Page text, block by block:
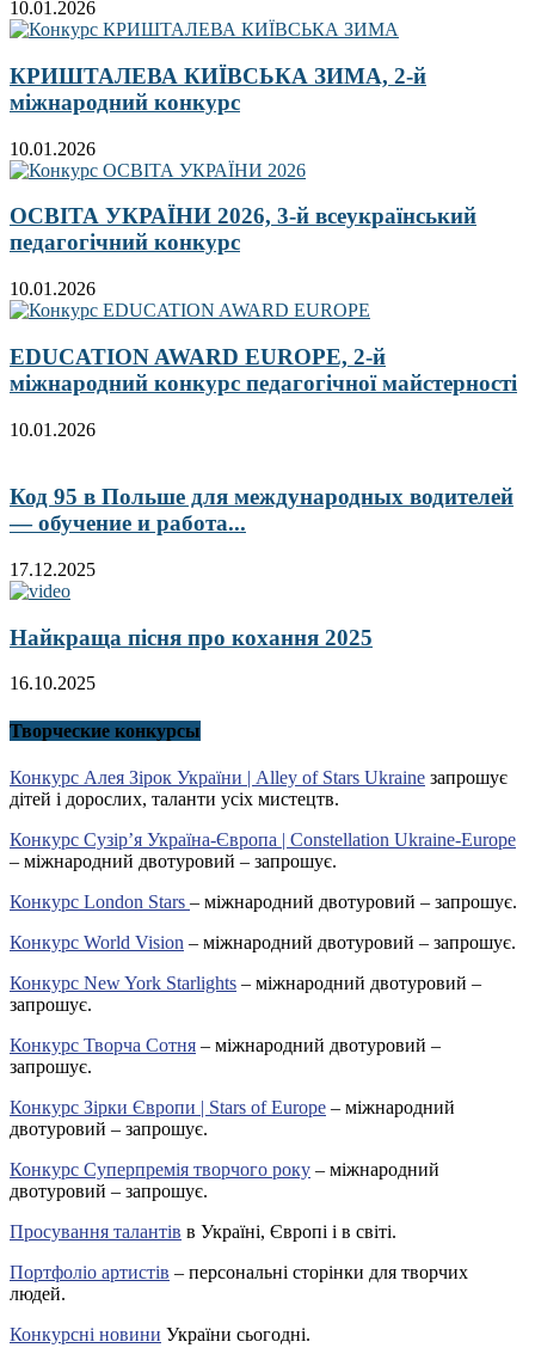
10.01.2026
КРИШТАЛЕВА КИЇВСЬКА ЗИМА, 2-й
міжнародний конкурс
10.01.2026
ОСВІТА УКРАЇНИ 2026, 3-й всеукраїнський
педагогічний конкурс
10.01.2026
EDUCATION AWARD EUROPE, 2-й
міжнародний конкурс педагогічної майстерності
10.01.2026
Код 95 в Польше для международных водителей
— обучение и работа...
17.12.2025
Найкраща пісня про кохання 2025
16.10.2025
Творческие конкурсы
Конкурс Алея Зірок України | Alley of Stars Ukraine запрошує
дітей і дорослих, таланти усіх мистецтв.
Конкурс Сузір’я Україна-Європа | Constellation Ukraine-Europe
– міжнародний двотуровий – запрошує.
Конкурс London Stars – міжнародний двотуровий – запрошує.
Конкурс World Vision – міжнародний двотуровий – запрошує.
Конкурс New York Starlights – міжнародний двотуровий –
запрошує.
Конкурс Творча Сотня – міжнародний двотуровий –
запрошує.
Конкурс Зірки Європи | Stars of Europe – міжнародний
двотуровий – запрошує.
Конкурс Суперпремія творчого року – міжнародний
двотуровий – запрошує.
Просування талантів в Україні, Європі і в світі.
Портфоліо артистів – персональні сторінки для творчих
людей.
Конкурсні новини України сьогодні.